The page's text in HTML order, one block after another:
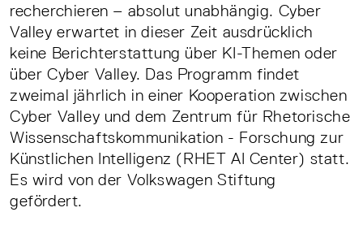
recherchieren – absolut unabhängig. Cyber
Valley erwartet in dieser Zeit ausdrücklich
keine Berichterstattung über KI-Themen oder
über Cyber Valley. Das Programm findet
zweimal jährlich in einer Kooperation zwischen
Cyber Valley und dem Zentrum für Rhetorische
Wissenschaftskommunikation - Forschung zur
Künstlichen Intelligenz (RHET AI Center) statt.
Es wird von der Volkswagen Stiftung
gefördert.